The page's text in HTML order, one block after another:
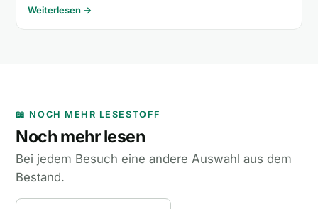
Weiterlesen →
📖 NOCH MEHR LESESTOFF
Noch mehr lesen
Bei jedem Besuch eine andere Auswahl aus dem
Bestand.